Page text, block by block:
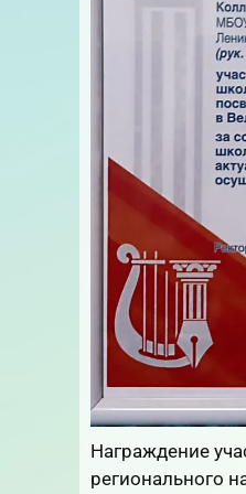
Награждение
регионального